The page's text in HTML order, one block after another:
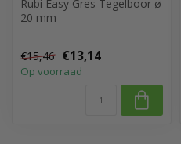
Rubi Easy Gres Tegelboor ø
20 mm
€15,46 €13,14
Op voorraad